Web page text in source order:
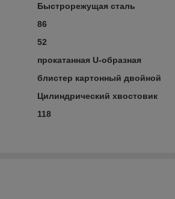
Быстрорежущая сталь
86
52
прокатанная U-образная
блистер картонный двойной
Цилиндрический хвостовик
118